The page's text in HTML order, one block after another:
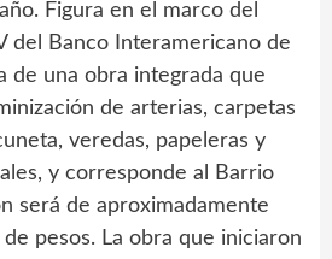
Figura en el marco del
del Banco Interamericano de
de una obra integrada que
de arterias, carpetas
veredas, papeleras y
y corresponde al Barrio
será de aproximadamente
pesos. La obra que iniciaron